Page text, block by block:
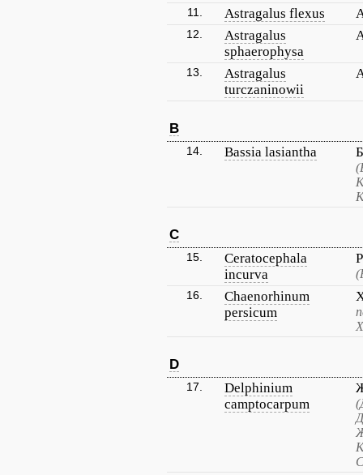
11. Astragalus flexus
12.
Astragalus
sphaerophysa
13.
Astragalus
turczaninowii
B
14. Bassia lasiantha
C
15.
Ceratocephala
incurva
16.
Chaenorhinum
persicum
D
17.
Delphinium
camptocarpum